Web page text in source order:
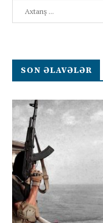
SON ƏLAVƏLƏR